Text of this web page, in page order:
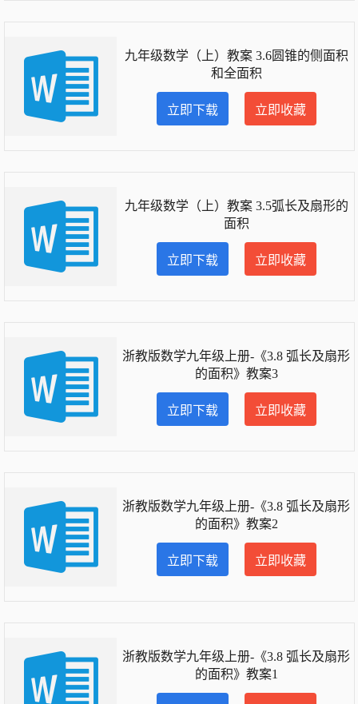
九年级数学（上）教案 3.6圆锥的侧面积
和全面积
立即下载 立即收藏
九年级数学（上）教案 3.5弧长及扇形的
面积
立即下载 立即收藏
浙教版数学九年级上册-《3.8 弧长及扇形
的面积》教案3
立即下载 立即收藏
浙教版数学九年级上册-《3.8 弧长及扇形
的面积》教案2
立即下载 立即收藏
浙教版数学九年级上册-《3.8 弧长及扇形
的面积》教案1